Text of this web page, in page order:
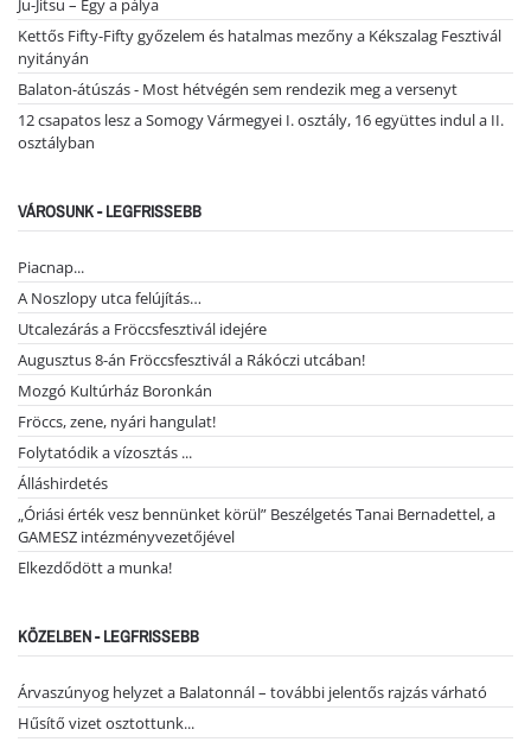
Ju-Jitsu – Egy a pálya
Kettős Fifty-Fifty győzelem és hatalmas mezőny a Kékszalag Fesztivál
nyitányán
Balaton-átúszás - Most hétvégén sem rendezik meg a versenyt
12 csapatos lesz a Somogy Vármegyei I. osztály, 16 együttes indul a II.
osztályban
VÁROSUNK - LEGFRISSEBB
Piacnap...
A Noszlopy utca felújítás…
Utcalezárás a Fröccsfesztivál idejére
Augusztus 8-án Fröccsfesztivál a Rákóczi utcában!
Mozgó Kultúrház Boronkán
Fröccs, zene, nyári hangulat!
Folytatódik a vízosztás ...
Álláshirdetés
„Óriási érték vesz bennünket körül” Beszélgetés Tanai Bernadettel, a
GAMESZ intézményvezetőjével
Elkezdődött a munka!
KÖZELBEN - LEGFRISSEBB
Árvaszúnyog helyzet a Balatonnál – további jelentős rajzás várható
Hűsítő vizet osztottunk...